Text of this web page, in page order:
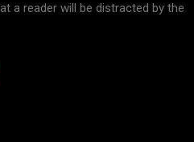
a reader will be distracted by the